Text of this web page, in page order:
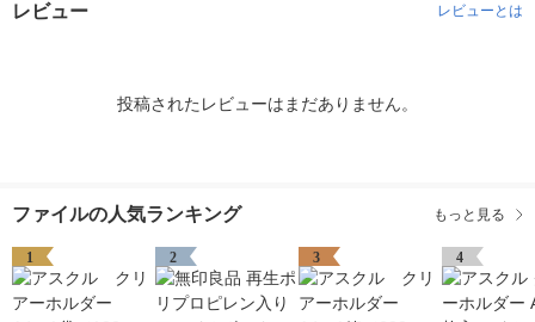
レビュー レビューとは
投稿されたレビューはまだありません。
ファイルの人気ランキング もっと見る
1 2 3 4